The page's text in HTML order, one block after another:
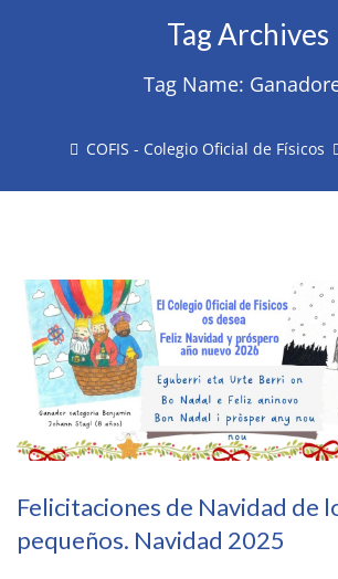
Tag Archives
Tag Name:
COFIS - Colegio Oficial de Físicos
Felicitaciones de Navidad de
pequeños. Navidad 2025